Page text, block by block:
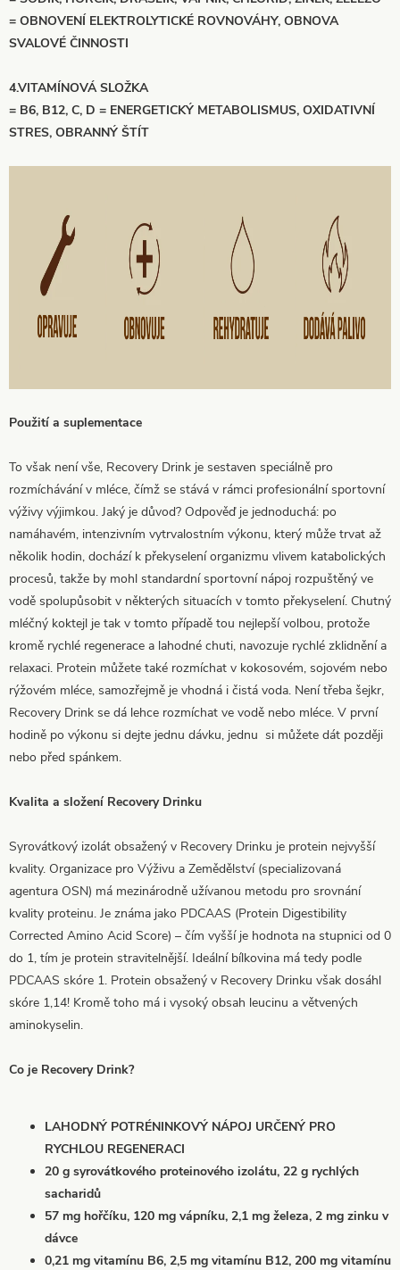
= OBNOVENÍ ELEKTROLYTICKÉ ROVNOVÁHY, OBNOVA
SVALOVÉ ČINNOSTI
4.VITAMÍNOVÁ SLOŽKA
= B6, B12, C, D = ENERGETICKÝ METABOLISMUS, OXIDATIVNÍ
STRES, OBRANNÝ ŠTÍT
Použití a suplementace
To však není vše, Recovery Drink je sestaven speciálně pro
rozmíchávání v mléce, čímž se stává v rámci profesionální sportovní
výživy výjimkou. Jaký je důvod? Odpověď je jednoduchá: po
namáhavém, intenzivním vytrvalostním výkonu, který může trvat až
několik hodin, dochází k překyselení organizmu vlivem katabolických
procesů, takže by mohl standardní sportovní nápoj rozpuštěný ve
vodě spolupůsobit v některých situacích v tomto překyselení. Chutný
mléčný koktejl je tak v tomto případě tou nejlepší volbou, protože
kromě rychlé regenerace a lahodné chuti, navozuje rychlé zklidnění a
relaxaci. Protein můžete také rozmíchat v kokosovém, sojovém nebo
rýžovém mléce, samozřejmě je vhodná i čistá voda. Není třeba šejkr,
Recovery Drink se dá lehce rozmíchat ve vodě nebo mléce. V první
hodině po výkonu si dejte jednu dávku, jednu si můžete dát později
nebo před spánkem.
Kvalita a složení Recovery Drinku
Syrovátkový izolát obsažený v Recovery Drinku je protein nejvyšší
kvality. Organizace pro Výživu a Zemědělství (specializovaná
agentura OSN) má mezinárodně užívanou metodu pro srovnání
kvality proteinu. Je známa jako PDCAAS (Protein Digestibility
Corrected Amino Acid Score) – čím vyšší je hodnota na stupnici od 0
do 1, tím je protein stravitelnější. Ideální bílkovina má tedy podle
PDCAAS skóre 1. Protein obsažený v Recovery Drinku však dosáhl
skóre 1,14! Kromě toho má i vysoký obsah leucinu a větvených
aminokyselin.
Co je Recovery Drink?
LAHODNÝ POTRÉNINKOVÝ NÁPOJ URČENÝ PRO
RYCHLOU REGENERACI
20 g syrovátkového proteinového izolátu, 22 g rychlých
sacharidů
57 mg hořčíku, 120 mg vápníku, 2,1 mg železa, 2 mg zinku v
dávce
0,21 mg vitamínu B6, 2,5 mg vitamínu B12, 200 mg vitamínu